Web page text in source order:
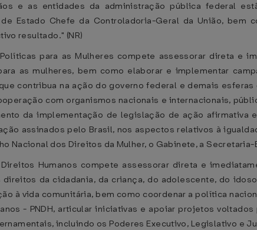
e as entidades da administração pública federal
Estado Chefe da Controladoria-Geral da União, bem
resultado." (NR)
para as Mulheres compete assessorar direta e
as mulheres, bem como elaborar e implementar
contribua na ação do governo federal e demais
com organismos nacionais e internacionais,
da implementação de legislação de ação
assinados pelo Brasil, nos aspectos relativos à
Nacional dos Direitos da Mulher, o Gabinete, a Secretaria-
Humanos compete assessorar direta e
da cidadania, da criança, do adolescente, do
à vida comunitária, bem como coordenar a política
- PNDH, articular iniciativas e apoiar projetos
incluindo os Poderes Executivo, Legislativo e